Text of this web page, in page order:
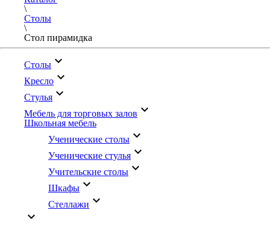
\
Столы
\
Стол пирамидка
Столы keyboard_arrow_down
Кресло keyboard_arrow_down
Стулья keyboard_arrow_down
Мебель для торговых залов keyboard_arrow_down
Школьная мебель
Ученические столы keyboard_arrow_down
Ученические стулья keyboard_arrow_down
Учительские столы keyboard_arrow_down
Шкафы keyboard_arrow_down
Стеллажи keyboard_arrow_down
keyboard_arrow_down